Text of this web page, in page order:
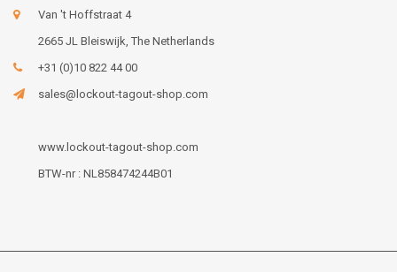
Van 't Hoffstraat 4
2665 JL Bleiswijk, The Netherlands
+31 (0)10 822 44 00
sales@lockout-tagout-shop.com
www.lockout-tagout-shop.com
BTW-nr : NL858474244B01